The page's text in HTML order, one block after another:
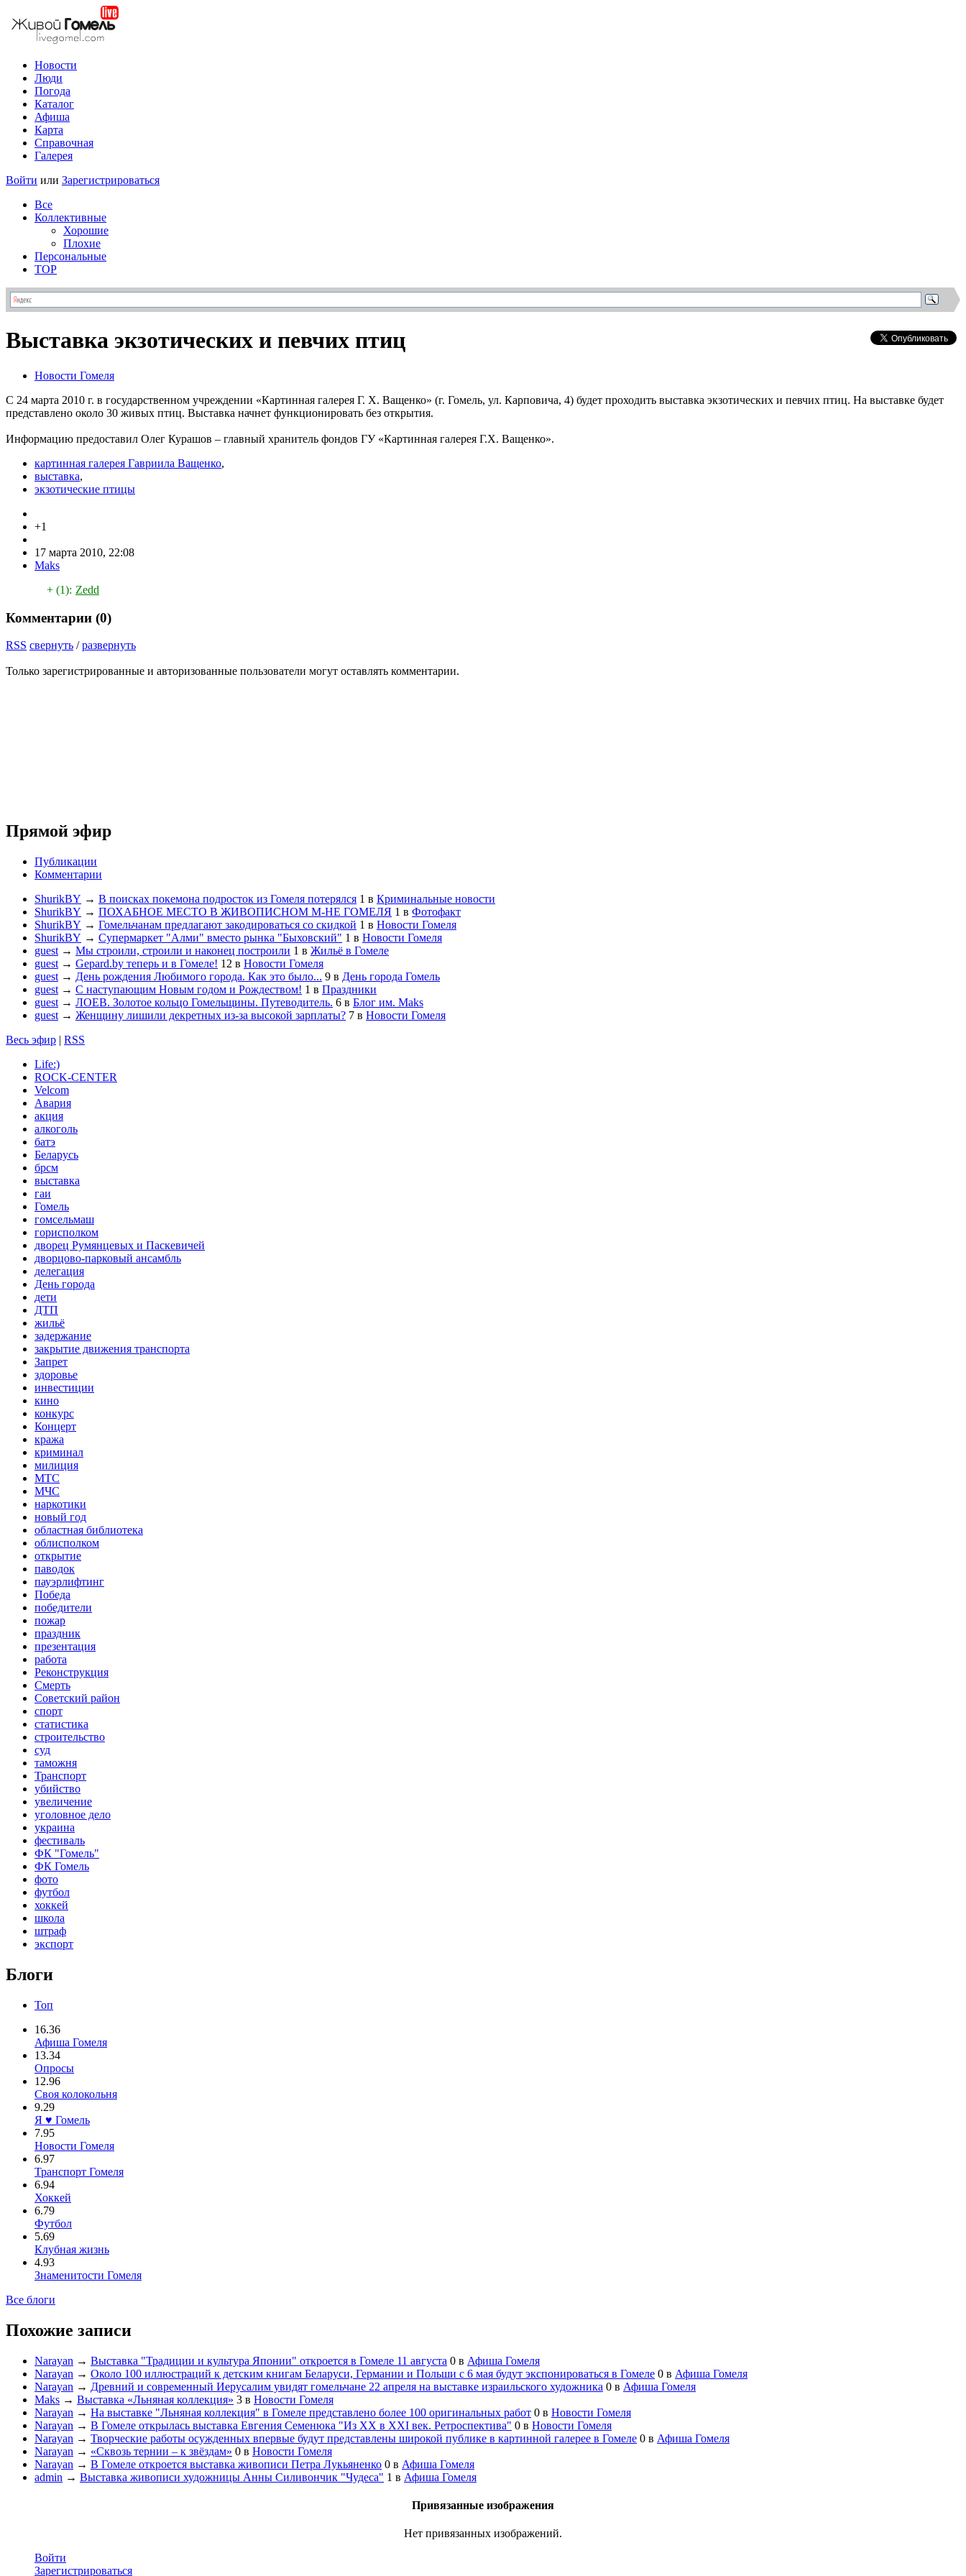
Новости
Люди
Погода
Каталог
Афиша
Карта
Справочная
Галерея
Войти или Зарегистрироваться
Все
Коллективные
Хорошие
Плохие
Персональные
TOP
Выставка экзотических и певчих птиц
Новости Гомеля
С 24 марта 2010 г. в государственном учреждении «Картинная галерея Г. Х. Ващенко» (г. Гомель, ул. Карповича, 4) будет проходить выставка экзотических и певчих птиц. На выставке будет
представлено около 30 живых птиц. Выставка начнет функционировать без открытия.
Информацию предоставил Олег Курашов – главный хранитель фондов ГУ «Картинная галерея Г.Х. Ващенко».
картинная галерея Гавриила Ващенко,
выставка,
экзотические птицы
+1
17 марта 2010, 22:08
Maks
+ (1): Zedd
Комментарии (0)
RSS свернуть /развернуть
Только зарегистрированные и авторизованные пользователи могут оставлять комментарии.
Прямой эфир
Публикации
Комментарии
ShurikBY → В поисках покемона подросток из Гомеля потерялся 1 в Криминальные новости
ShurikBY → ПОХАБНОЕ МЕСТО В ЖИВОПИСНОМ М-НЕ ГОМЕЛЯ 1 в Фотофакт
ShurikBY → Гомельчанам предлагают закодироваться со скидкой 1 в Новости Гомеля
ShurikBY → Супермаркет "Алми" вместо рынка "Быховский" 1 в Новости Гомеля
guest → Мы строили, строили и наконец построили 1 в Жильё в Гомеле
guest → Gepard.by теперь и в Гомеле! 12 в Новости Гомеля
guest → День рождения Любимого города. Как это было... 9 в День города Гомель
guest → С наступающим Новым годом и Рождеством! 1 в Праздники
guest → ЛОЕВ. Золотое кольцо Гомельщины. Путеводитель. 6 в Блог им. Maks
guest → Женщину лишили декретных из-за высокой зарплаты? 7 в Новости Гомеля
Весь эфир | RSS
Life:)
ROCK-CENTER
Velcom
Авария
акция
алкоголь
батэ
Беларусь
брсм
выставка
гаи
Гомель
гомсельмаш
горисполком
дворец Румянцевых и Паскевичей
дворцово-парковый ансамбль
делегация
День города
дети
ДТП
жильё
задержание
закрытие движения транспорта
Запрет
здоровье
инвестиции
кино
конкурс
Концерт
кража
криминал
милиция
МТС
МЧС
наркотики
новый год
областная библиотека
облисполком
открытие
паводок
пауэрлифтинг
Победа
победители
пожар
праздник
презентация
работа
Реконструкция
Смерть
Советский район
спорт
статистика
строительство
суд
таможня
Транспорт
убийство
увеличение
уголовное дело
украина
фестиваль
ФК "Гомель"
ФК Гомель
фото
футбол
хоккей
школа
штраф
экспорт
Блоги
Топ
16.36
Афиша Гомеля
13.34
Опросы
12.96
Своя колокольня
9.29
Я ♥ Гомель
7.95
Новости Гомеля
6.97
Транспорт Гомеля
6.94
Хоккей
6.79
Футбол
5.69
Клубная жизнь
4.93
Знаменитости Гомеля
Все блоги
Похожие записи
Narayan → Выставка "Традиции и культура Японии" откроется в Гомеле 11 августа 0 в Афиша Гомеля
Narayan → Около 100 иллюстраций к детским книгам Беларуси, Германии и Польши с 6 мая будут экспонироваться в Гомеле 0 в Афиша Гомеля
Narayan → Древний и современный Иерусалим увидят гомельчане 22 апреля на выставке израильского художника 0 в Афиша Гомеля
Maks → Выставка «Льняная коллекция» 3 в Новости Гомеля
Narayan → На выставке "Льняная коллекция" в Гомеле представлено более 100 оригинальных работ 0 в Новости Гомеля
Narayan → В Гомеле открылась выставка Евгения Семенюка "Из XX в XXI век. Ретроспектива" 0 в Новости Гомеля
Narayan → Творческие работы осужденных впервые будут представлены широкой публике в картинной галерее в Гомеле 0 в Афиша Гомеля
Narayan → «Сквозь тернии – к звёздам» 0 в Новости Гомеля
Narayan → В Гомеле откроется выставка живописи Петра Лукьяненко 0 в Афиша Гомеля
admin → Выставка живописи художницы Анны Силивончик "Чудеса" 1 в Афиша Гомеля
Привязанные изображения
Нет привязанных изображений.
Войти
Зарегистрироваться